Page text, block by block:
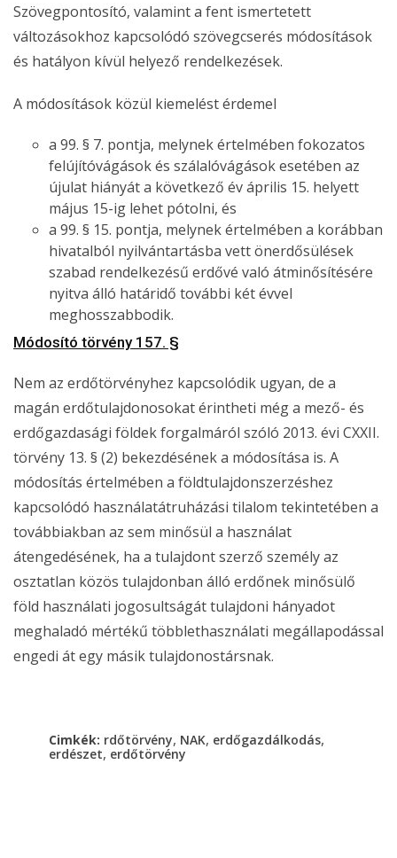
Szövegpontosító, valamint a fent ismertetett
változásokhoz kapcsolódó szövegcserés módosítások
és hatályon kívül helyező rendelkezések.
A módosítások közül kiemelést érdemel
a 99. § 7. pontja, melynek értelmében fokozatos
felújítóvágások és szálalóvágások esetében az
újulat hiányát a következő év április 15. helyett
május 15-ig lehet pótolni, és
a 99. § 15. pontja, melynek értelmében a korábban
hivatalból nyilvántartásba vett önerdősülések
szabad rendelkezésű erdővé való átminősítésére
nyitva álló határidő további két évvel
meghosszabbodik.
Módosító törvény 157. §
Nem az erdőtörvényhez kapcsolódik ugyan, de a
magán erdőtulajdonosokat érintheti még a mező- és
erdőgazdasági földek forgalmáról szóló 2013. évi CXXII.
törvény 13. § (2) bekezdésének a módosítása is. A
módosítás értelmében a földtulajdonszerzéshez
kapcsolódó használatátruházási tilalom tekintetében a
továbbiakban az sem minősül a használat
átengedésének, ha a tulajdont szerző személy az
osztatlan közös tulajdonban álló erdőnek minősülő
föld használati jogosultságát tulajdoni hányadot
meghaladó mértékű többlethasználati megállapodással
engedi át egy másik tulajdonostársnak.
Cimkék: rdőtörvény, NAK, erdőgazdálkodás,
erdészet, erdőtörvény